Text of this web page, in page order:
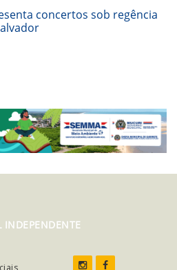
concertos sob regência
INDEPENDENTE